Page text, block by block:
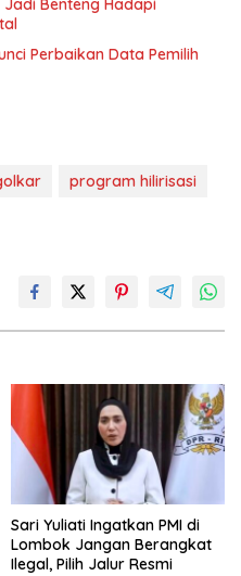
Jadi Benteng Hadapi
Perbaikan Data Pemilih
program hilirisasi
Sari Yuliati Ingatkan PMI di
Lombok Jangan Berangkat
Ilegal, Pilih Jalur Resmi